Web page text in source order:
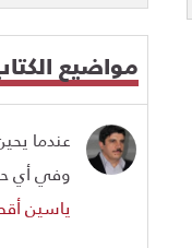
مواضيع
عندما
وفي أي
ياسين